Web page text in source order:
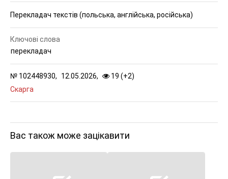
Перекладач текстів (польська, англійська, російська)
№ 102448930, 12.05.2026, 19 (+2)
Скарга
Ключові слова
перекладач
Вас також може зацікавити